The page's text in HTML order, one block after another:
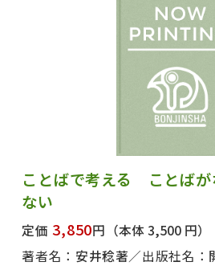
出版社名で絞り込む
著者名で絞り込む
ことばで考える ことばが
ない
定価 3,850円 （本体 3,500 円）
著者名： 安井稔著 出版社名：